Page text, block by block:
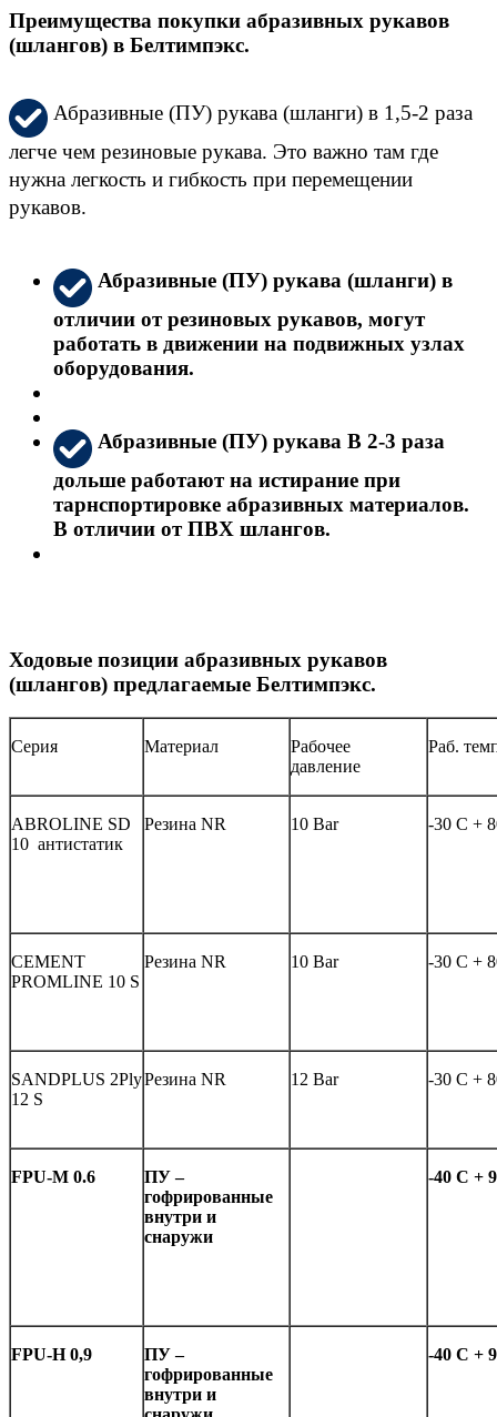
Преимущества покупки абразивных рукавов
(шлангов) в Белтимпэкс.
Абразивные (ПУ) рукава (шланги) в 1,5-2 раза
легче чем резиновые рукава. Это важно там где
нужна легкость и гибкость при перемещении
рукавов.
Абразивные (ПУ) рукава (шланги) в
отличии от резиновых рукавов, могут
работать в движении на подвижных узлах
оборудования.
Абразивные (ПУ) рукава В 2-3 раза
дольше работают на истирание при
тарнспортировке абразивных материалов.
В отличии от ПВХ шлангов.
Ходовые позиции абразивных рукавов
(шлангов) предлагаемые Белтимпэкс.
Серия Материал
Рабочее
давление
Раб.
ABROLINE SD
10 антистатик
Резина NR 10 Bar -30 C +
CEMENT
PROMLINE 10 S
Резина NR 10 Bar -30 C +
SANDPLUS 2Ply
12 S
Резина NR 12 Bar -30 C +
FPU-M 0.6
ПУ –
гофрированные
внутри и
снаружи
-40 C +
FPU-H 0,9
ПУ –
гофрированные
внутри и
-40 C +